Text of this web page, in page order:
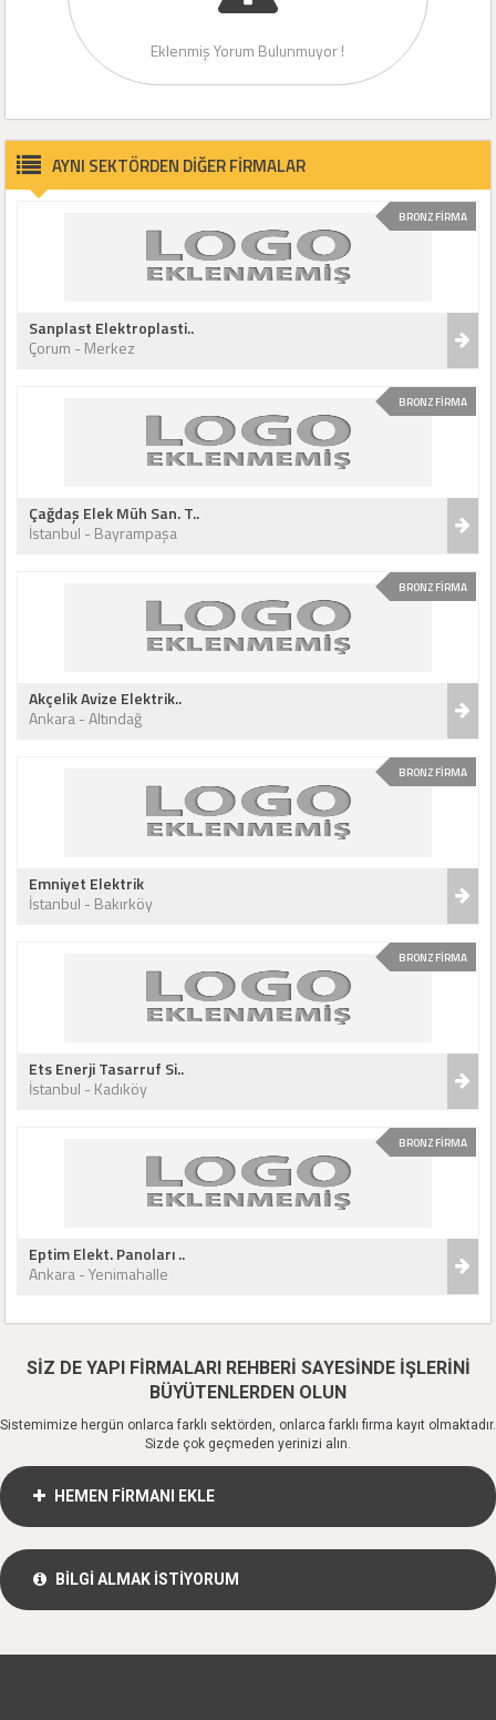
Eklenmiş Yorum Bulunmuyor !
AYNI SEKTÖRDEN DİĞER FİRMALAR
BRONZ FİRMA
Sanplast Elektroplasti..
Çorum - Merkez
BRONZ FİRMA
Çağdaş Elek Müh San. T..
İstanbul - Bayrampaşa
BRONZ FİRMA
Akçelik Avize Elektrik..
Ankara - Altındağ
BRONZ FİRMA
Emniyet Elektrik
İstanbul - Bakırköy
BRONZ FİRMA
Ets Enerji Tasarruf Si..
İstanbul - Kadıköy
BRONZ FİRMA
Eptim Elekt. Panoları ..
Ankara - Yenimahalle
SİZ DE YAPI FİRMALARI REHBERİ SAYESİNDE İŞLERİNİ
BÜYÜTENLERDEN OLUN
Sistemimize hergün onlarca farklı sektörden, onlarca farklı firma kayıt olmaktadır.
Sizde çok geçmeden yerinizi alın.
HEMEN FİRMANI EKLE
BİLGİ ALMAK İSTİYORUM